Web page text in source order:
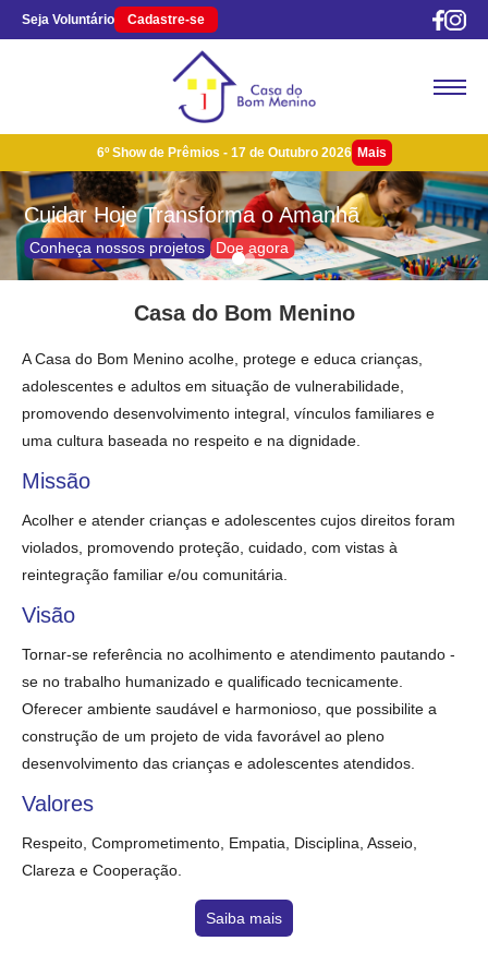
Seja Voluntário Cadastre-se
6º Show de Prêmios - 17 de Outubro 2026 Mais
Cuidar Hoje Transforma o Amanhã
Conheça nossos projetos Doe agora
Mais Informações
Casa do Bom Menino
A Casa do Bom Menino acolhe, protege e educa crianças,
adolescentes e adultos em situação de vulnerabilidade,
promovendo desenvolvimento integral, vínculos familiares e
uma cultura baseada no respeito e na dignidade.
Missão
Acolher e atender crianças e adolescentes cujos direitos foram
violados, promovendo proteção, cuidado, com vistas à
reintegração familiar e/ou comunitária.
Visão
Tornar-se referência no acolhimento e atendimento pautando -
se no trabalho humanizado e qualificado tecnicamente.
Oferecer ambiente saudável e harmonioso, que possibilite a
construção de um projeto de vida favorável ao pleno
desenvolvimento das crianças e adolescentes atendidos.
Valores
Respeito, Comprometimento, Empatia, Disciplina, Asseio,
Clareza e Cooperação.
Saiba mais